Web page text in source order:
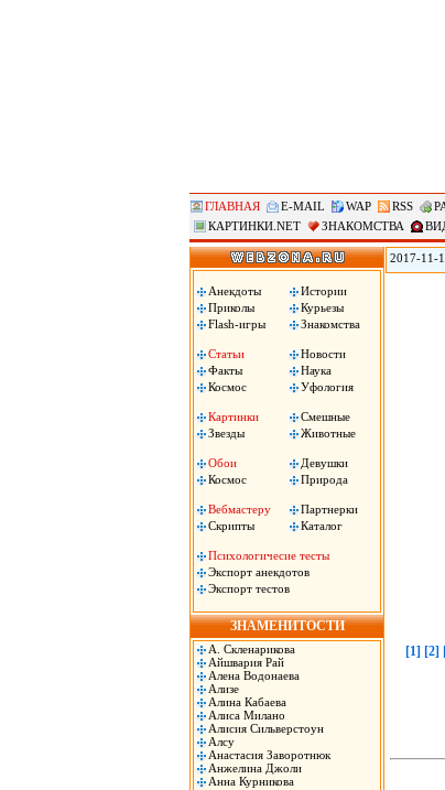
ГЛАВНАЯ E-MAIL WAP RSS
КАРТИНКИ.NET
ЗНАКОМСТВА
Анекдоты
Истории
Приколы
Курьезы
Flash-игры
Знакомства
Статьи
Новости
Факты
Наука
Космос
Уфология
Картинки
Смешные
Звезды
Животные
Обои
Девушки
Космос
Природа
Вебмастеру
Партнерки
Скрипты
Каталог
Психологичесие тесты
Экспорт анекдотов
Экспорт тестов
ЗНАМЕНИТОСТИ
А. Скленарикова
Айшвария Рай
Алена Водонаева
Ализе
Алина Кабаева
Алиса Милано
Алисия Сильверстоун
Алсу
Анастасия Заворотнюк
Анжелина Джоли
Анна Курникова
2017-11-
[1] [2]